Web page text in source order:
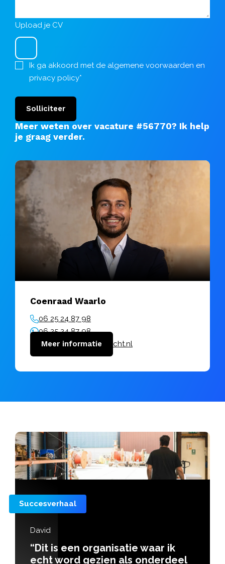
Upload je CV
Ik ga akkoord met de algemene voorwaarden en
privacy policy*
Solliciteer
Meer weten over vacature #56770? Ik help
je graag verder.
Coenraad Waarlo
06 25 24 87 98
06 25 24 87 98
coenraad@vanuitkracht.nl
Meer informatie
organisatie waar ik
gezien als onderdeel